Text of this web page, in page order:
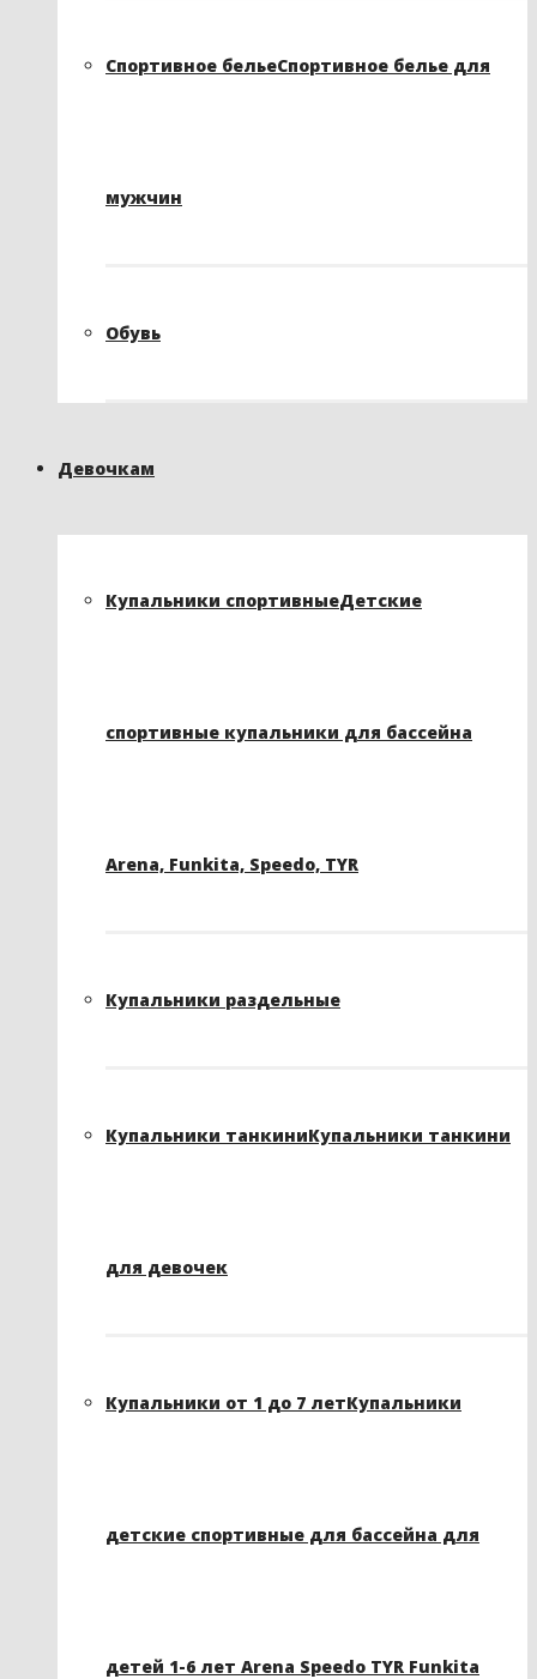
Спортивное бельеСпортивное белье для
мужчин
Обувь
Девочкам
Купальники спортивныеДетские
спортивные купальники для бассейна
Arena, Funkita, Speedo, TYR
Купальники раздельные
Купальники танкиниКупальники танкини
для девочек
Купальники от 1 до 7 летКупальники
детские спортивные для бассейна для
детей 1-6 лет Arena Speedo TYR Funkita